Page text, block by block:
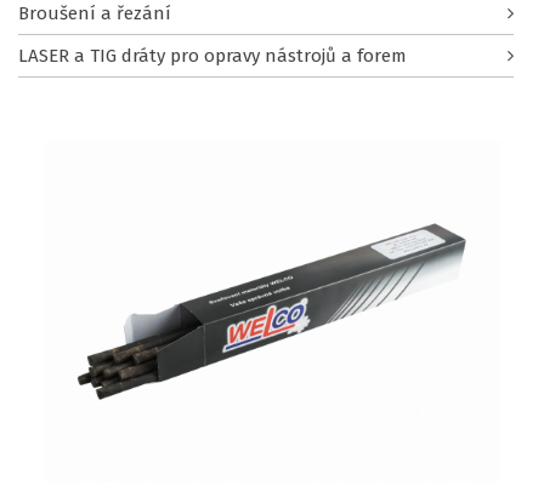
Broušení a řezání
LASER a TIG dráty pro opravy nástrojů a forem